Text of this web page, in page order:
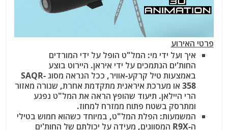
פרטי האירוע
איך ועל ידי מי: המל"ט הופל על ידי המורדים
החות'ים הנתמכים על ידי איראן. היירוט בוצע
באמצעות טיל קרקע-אוויר, ככל הנראה מסוג SAQR-
358 או מערכת איראנית מתקדמת אחרת, שנורה מאזור
הרי היילאן. תיעוד שהופץ הראה את המל"ט נפגע
ומתרסק בשטח פתוח ממזרח למחוז.
המשמעות: הפלת המל"ט, במיוחד כשהוא חמוש בטילי
ה-R9X המסווגים, מעידה על יכולתם של החות'ים